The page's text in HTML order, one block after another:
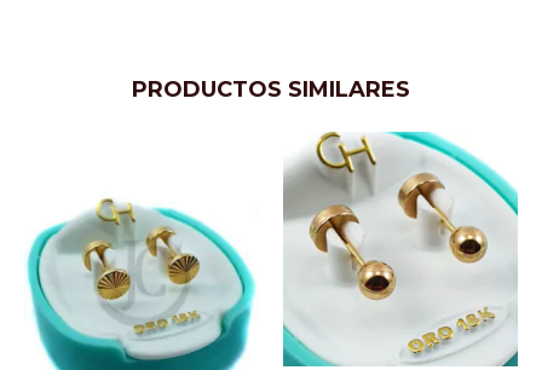
PRODUCTOS SIMILARES